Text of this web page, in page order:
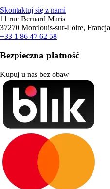
Skontaktuj się z nami
11 rue Bernard Maris
37270 Montlouis-sur-Loire, Francja
+33 1 86 47 62 58
Bezpieczna płatność
Kupuj u nas bez obaw